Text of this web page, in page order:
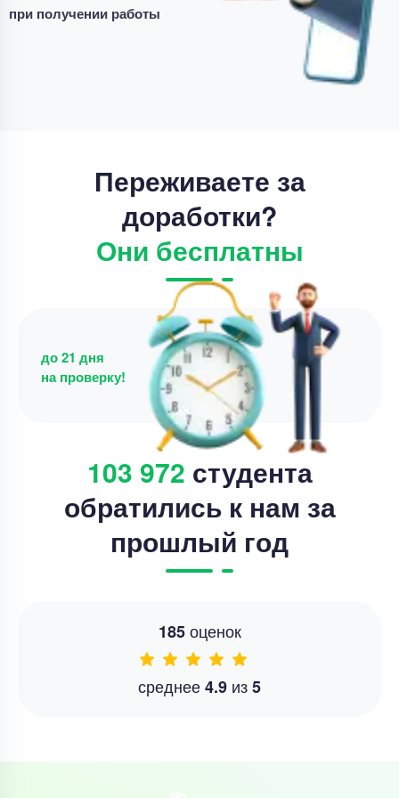
Уникальность50%
при получении работы
Переживаете за
доработки?
Они бесплатны
до 21 дня
на проверку!
103 972 студента
обратились к нам за
прошлый год
185оценок
среднее4.9 из5